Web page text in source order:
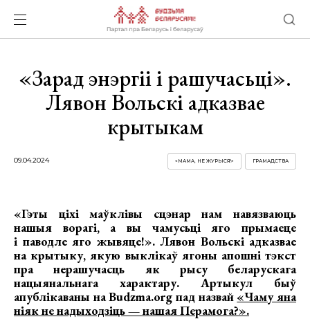
«Зарад энэргіі і рашучасьці».
Лявон Вольскі адказвае
крытыкам
09.04.2024 ГРАМАДСТВА
«МАМА, НЕ ЖУРЫСЯ!»
«Гэты ціхі маўклівы сцэнар нам навязваюць
нашыя ворагі, а вы чамусьці яго прымаеце
і паводле яго жывяце!». Лявон Вольскі адказвае
на крытыку, якую выклікаў ягоны апошні тэкст
пра нерашучасць як рысу беларускага
нацыянальнага характару. Артыкул быў
апублікаваны на Budzma.org пад назвай «Чаму яна
ніяк не надыходзіць — нашая Перамога?».